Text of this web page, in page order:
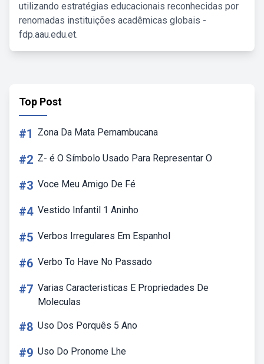
utilizando estratégias educacionais reconhecidas por
renomadas instituições acadêmicas globais -
fdp.aau.edu.et.
Top Post
#1 Zona Da Mata Pernambucana
#2 Z- é O Símbolo Usado Para Representar O
#3 Voce Meu Amigo De Fé
#4 Vestido Infantil 1 Aninho
#5 Verbos Irregulares Em Espanhol
#6 Verbo To Have No Passado
#7 Varias Caracteristicas E Propriedades De
Moleculas
#8 Uso Dos Porquês 5 Ano
#9 Uso Do Pronome Lhe